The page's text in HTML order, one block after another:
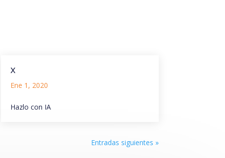
x
Ene 1, 2020
Hazlo con IA
Entradas siguientes »